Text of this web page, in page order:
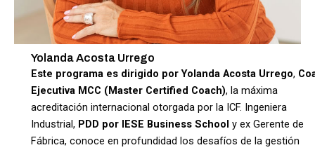
Yolanda Acosta Urrego
Este programa es dirigido por Yolanda Acosta Urrego,
Ejecutiva MCC (Master Certified Coach), la máxima
acreditación internacional otorgada por la ICF. Ingeniera
Industrial, PDD por IESE Business School y ex Gerente de
Fábrica, conoce en profundidad los desafíos de la gestión